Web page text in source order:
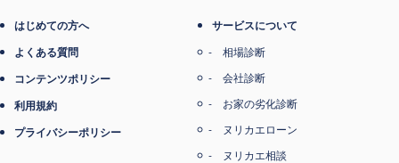
はじめての方へ
よくある質問
コンテンツポリシー
利用規約
プライバシーポリシー
サービスについて
相場診断
会社診断
お家の劣化診断
ヌリカエローン
ヌリカエ相談